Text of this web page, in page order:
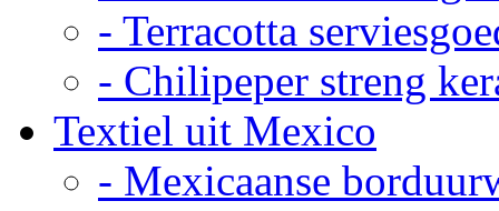
- Terracotta
- Chilipeper streng
Textiel uit Mexico
- Mexicaanse